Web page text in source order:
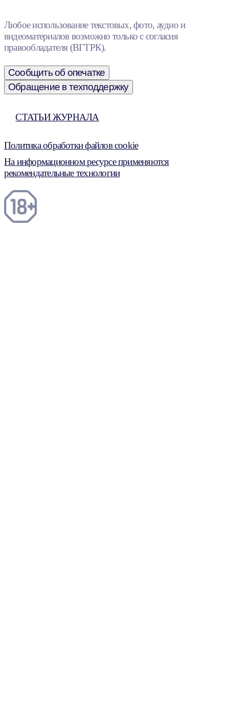
Любое использование текстовых, фото, аудио и
видеоматериалов возможно только с согласия
правообладателя (ВГТРК).
Сообщить об опечатке
Обращение в техподдержку
СТАТЬИ ЖУРНАЛА
Политика обработки файлов cookie
На информационном ресурсе применяются
рекомендательные технологии